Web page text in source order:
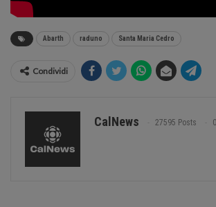
Abarth raduno Santa Maria Cedro
Condividi
CalNews 27595 Posts